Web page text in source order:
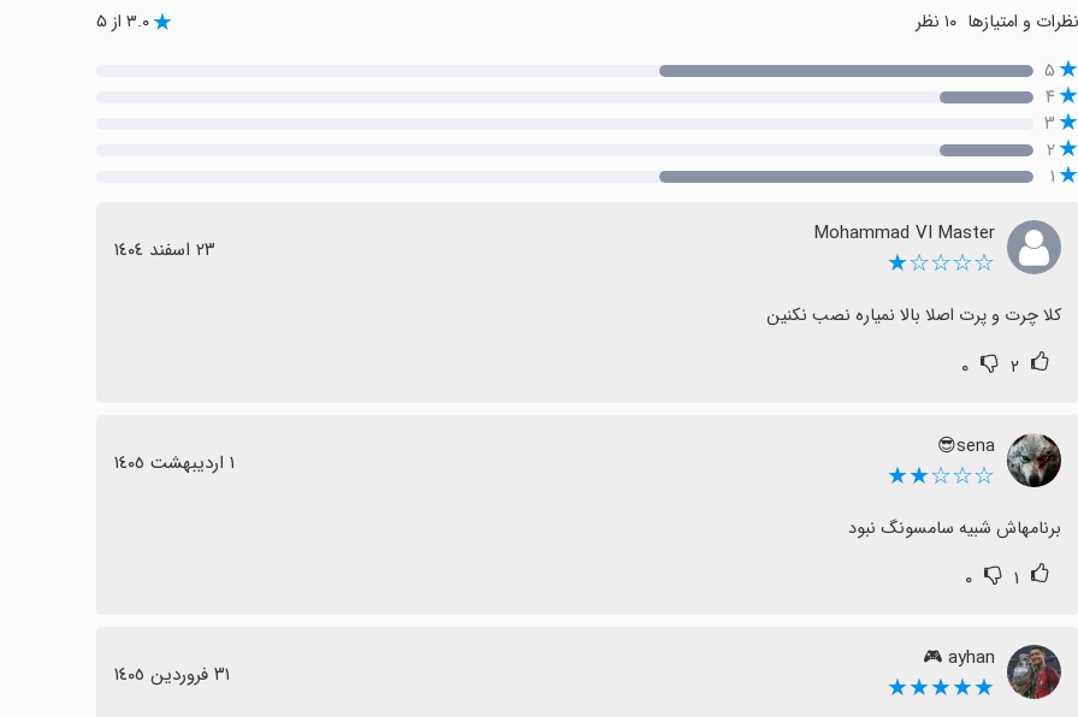
نظرات و امتیازها ۱۰ نظر ۳.۰ از ۵
۵
۴
۳
۲
۱
Mohammad VI Master
☆☆☆☆★ ٢٣ اسفند ١٤٠٤
کلا چرت و پرت اصلا بالا نمیاره نصب نکنین
۲ ۰
sena😎
☆☆☆★★ ١ اردیبهشت ١٤٠٥
برنامهاش شبیه سامسونگ نبود
۱ ۰
ayhan 🎮 ‌
★★★★★ ٣١ فروردین ١٤٠٥